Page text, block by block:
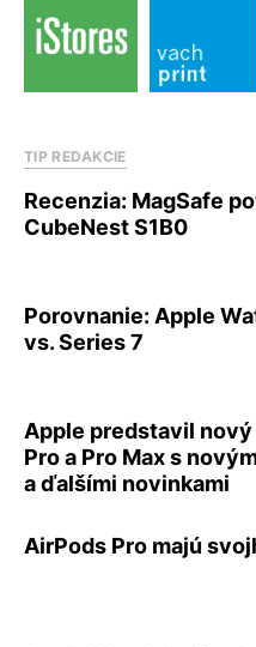
TIP REDAKCIE
Recenzia: MagSafe
CubeNest S1B0
Porovnanie: Apple
vs. Series 7
Apple predstavil nový
Pro a Pro Max s
a ďalšími novinkami
AirPods Pro majú